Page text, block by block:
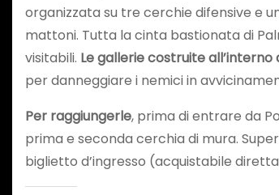
organizzata su tre cerchie difensive e
mattoni. Tutta la cinta bastionata di
visitabili. Le gallerie costruite
per danneggiare i nemici in
Per raggiungerle, prima di entrare da
prima e seconda cerchia di mura.
biglietto d’ingresso (acquistabile